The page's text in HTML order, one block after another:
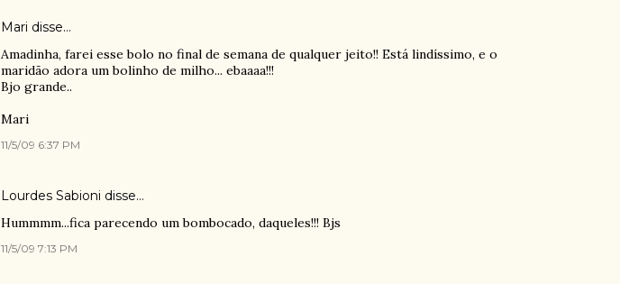
Mari disse…
Amadinha, farei esse bolo no final de semana de qualquer jeito!! Está lindíssimo, e o
maridão adora um bolinho de milho... ebaaaa!!!
Bjo grande..
Mari
11/5/09 6:37 PM
Lourdes Sabioni disse…
Hummmm...fica parecendo um bombocado, daqueles!!! Bjs
11/5/09 7:13 PM